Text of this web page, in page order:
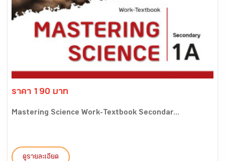
ราคา 190 บาท
Mastering Science Work-Textbook Secondar...
ดูรายละเอียด